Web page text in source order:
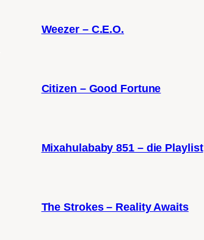
Weezer – C.E.O.
Citizen – Good Fortune
Mixahulababy 851 – die Playlist
The Strokes – Reality Awaits